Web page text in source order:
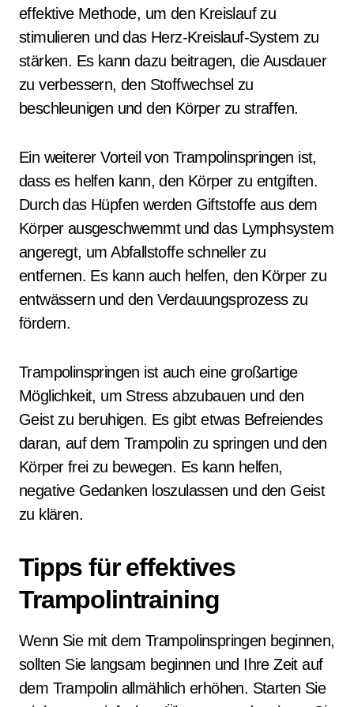
effektive Methode, um den Kreislauf zu
stimulieren und das Herz-Kreislauf-System zu
stärken. Es kann dazu beitragen, die Ausdauer
zu verbessern, den Stoffwechsel zu
beschleunigen und den Körper zu straffen.
Ein weiterer Vorteil von Trampolinspringen ist,
dass es helfen kann, den Körper zu entgiften.
Durch das Hüpfen werden Giftstoffe aus dem
Körper ausgeschwemmt und das Lymphsystem
angeregt, um Abfallstoffe schneller zu
entfernen. Es kann auch helfen, den Körper zu
entwässern und den Verdauungsprozess zu
fördern.
Trampolinspringen ist auch eine großartige
Möglichkeit, um Stress abzubauen und den
Geist zu beruhigen. Es gibt etwas Befreiendes
daran, auf dem Trampolin zu springen und den
Körper frei zu bewegen. Es kann helfen,
negative Gedanken loszulassen und den Geist
zu klären.
Tipps für effektives
Trampolintraining
Wenn Sie mit dem Trampolinspringen beginnen,
sollten Sie langsam beginnen und Ihre Zeit auf
dem Trampolin allmählich erhöhen. Starten Sie